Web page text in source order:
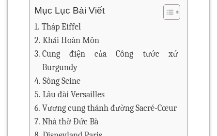
Mục Lục Bài Viết
Tháp Eiffel
Khải Hoàn Môn
Cung điện của Công tước xứ
Burgundy
Sông Seine
Lâu đài Versailles
Vương cung thánh đường Sacré-Cœur
Nhà thờ Đức Bà